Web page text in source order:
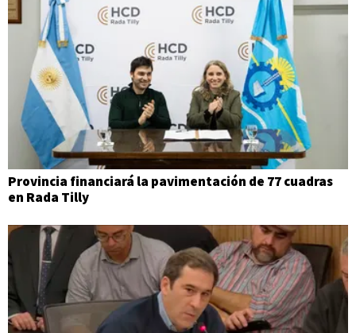
Provincia financiará la pavimentación de 77 cuadras
en Rada Tilly